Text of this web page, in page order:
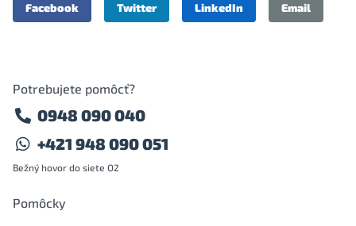
Facebook Twitter LinkedIn Email
Potrebujete pomôcť?
0948 090 040
+421 948 090 051
Bežný hovor do siete O2
Pomôcky